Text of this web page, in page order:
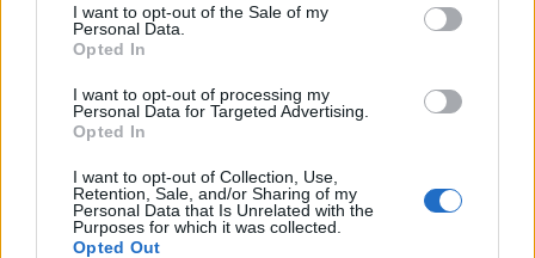
I want to opt-out of the Sale of my
Personal Data.
Opted In
I want to opt-out of processing my
Personal Data for Targeted Advertising.
Opted In
I want to opt-out of Collection, Use,
Retention, Sale, and/or Sharing of my
Personal Data that Is Unrelated with the
Purposes for which it was collected.
Opted Out
valll
Foarte de acord, Multi dintre adeptii
suveranistilor au aderat la aceasta miscare
miscarii au stiut sa exploateze aceasta
necesitate.
Imi amintesc ce articole bune scria candva pe